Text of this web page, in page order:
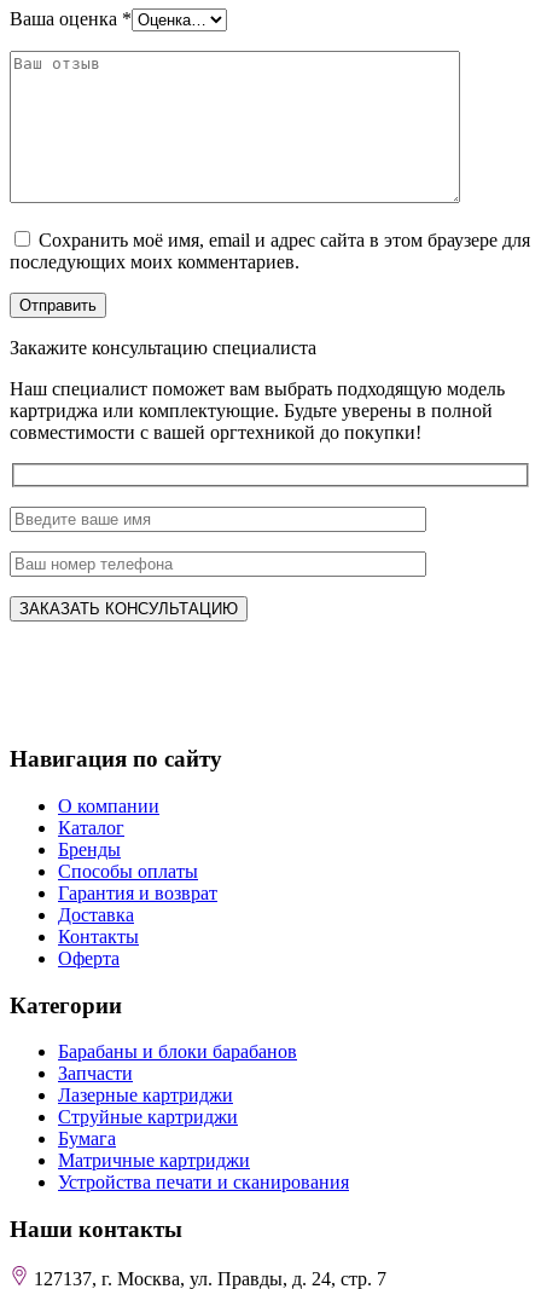
Ваша оценка *
Сохранить моё имя, email и адрес сайта в этом браузере для
последующих моих комментариев.
Закажите консультацию специалиста
Наш специалист поможет вам выбрать подходящую модель
картриджа или комплектующие. Будьте уверены в полной
совместимости с вашей оргтехникой до покупки!
Навигация по сайту
О компании
Каталог
Бренды
Способы оплаты
Гарантия и возврат
Доставка
Контакты
Оферта
Категории
Барабаны и блоки барабанов
Запчасти
Лазерные картриджи
Струйные картриджи
Бумага
Матричные картриджи
Устройства печати и сканирования
Наши контакты
127137, г. Москва, ул. Правды, д. 24, стр. 7